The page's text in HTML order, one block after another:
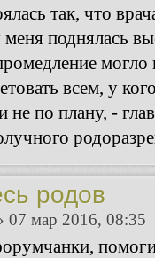
так, что
поднялась
всем, у
не по плану, -
родов
07 мар 2016, 08:35